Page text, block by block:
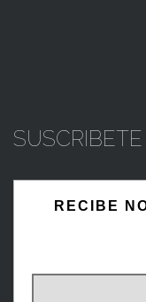
SUSCRIBETE
RECIBE